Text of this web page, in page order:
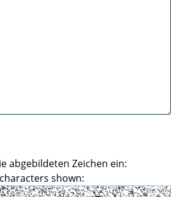
abgebildeten Zeichen ein:
shown: